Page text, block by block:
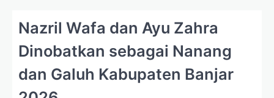
Nazril Wafa dan Ayu Zahra
Dinobatkan sebagai Nanang
dan Galuh Kabupaten Banjar